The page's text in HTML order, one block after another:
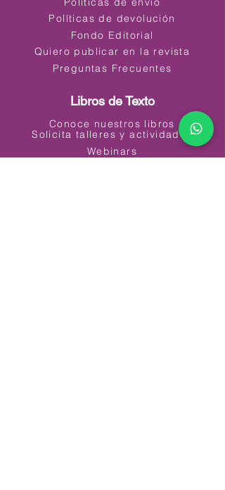
Políticas de devolución
Fondo Editorial
Quiero publicar en la revista
Preguntas Frecuentes
Libros de Texto
Conoce nuestros libros
Solicita talleres y actividades
Webinars